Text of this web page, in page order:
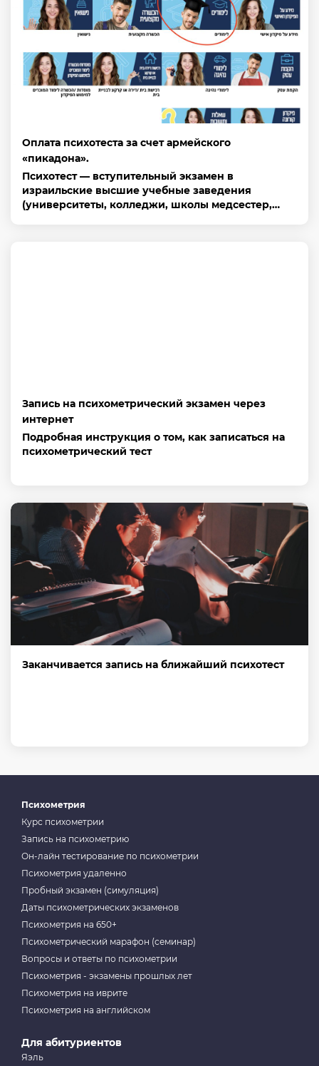
Оплата психотеста за счет армейского
«пикадона».
Психотест — вступительный экзамен в
израильские высшие учебные заведения
(университеты, колледжи, школы медсестер,…
Запись на психометрический экзамен через
интернет
Подробная инструкция о том, как записаться на
психометрический тест
Заканчивается запись на ближайший психотест
Психометрия
Курс психометрии
Запись на психометрию
Он-лайн тестирование по психометрии
Психометрия удаленно
Пробный экзамен (симуляция)
Даты психометрических экзаменов
Психометрия на 650+
Психометрический марафон (семинар)
Вопросы и ответы по психометрии
Психометрия - экзамены прошлых лет
Психометрия на иврите
Психометрия на английском
Для абитуриентов
Яэль